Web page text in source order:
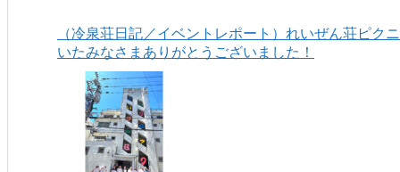
（冷泉荘日記／イベントレポート）れいぜん荘ピク
いたみなさまありがとうございました！